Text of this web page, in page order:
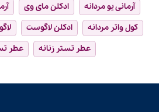
آرمانی یو مردانه
ادکلن مای وی
کول واتر مردانه
ادکلن لاگوست
عطر تستر زنانه
عطر